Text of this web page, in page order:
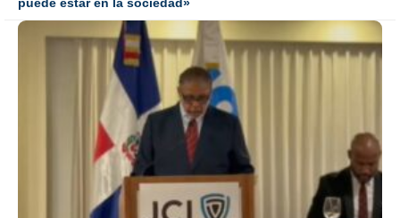
puede estar en la sociedad»